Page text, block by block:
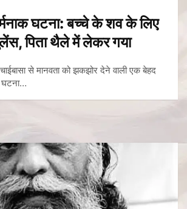
घटना: बच्चे के शव के लिए
पिता थैले में लेकर गया
से मानवता को झकझोर देने वाली एक बेहद
घटना…